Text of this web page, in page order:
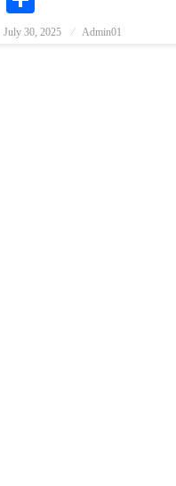
Posted On
July 30, 2025 Admin01